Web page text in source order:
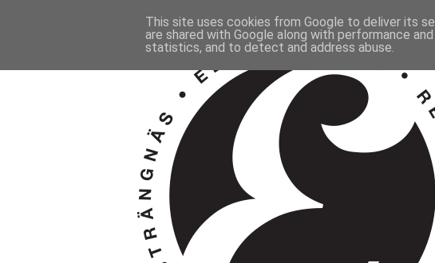
This site uses cookies from Google to deliver its
are shared with Google along with performance
statistics, and to detect and address abuse.